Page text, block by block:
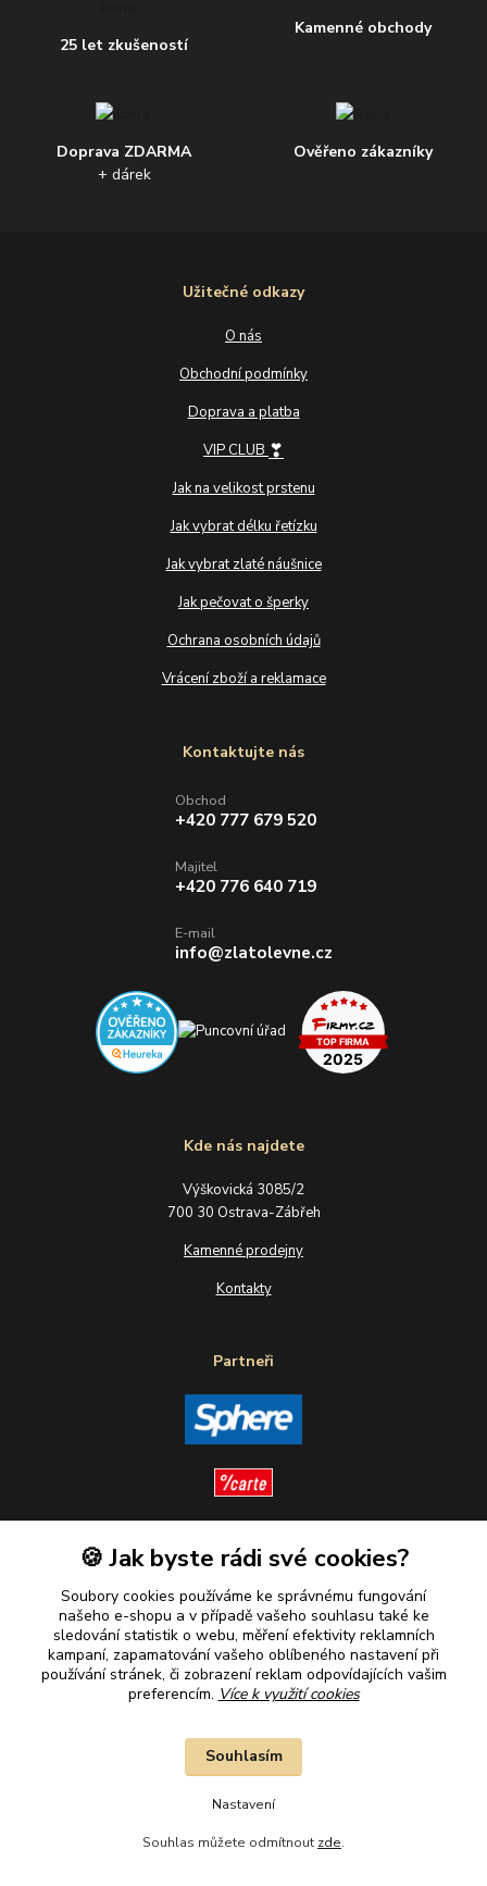
25 let zkušeností
Kamenné obchody
Doprava ZDARMA
+ dárek
Ověřeno zákazníky
Užitečné odkazy
O nás
Obchodní podmínky
Doprava a platba
VIP CLUB ❣
Jak na velikost prstenu
Jak vybrat délku řetízku
Jak vybrat zlaté náušnice
Jak pečovat o šperky
Ochrana osobních údajů
Vrácení zboží a reklamace
Kde nás najdete
Výškovická 3085/2
700 30 Ostrava-Zábřeh
Kamenné prodejny
Kontakty
Partneři
Sledujte nás
Plaťte u nás bezpečně
Kontaktujte nás
Obchod
+420 777 679 520
Majitel
+420 776 640 719
E-mail
info@zlatolevne.cz
🍪 Jak byste rádi své cookies?
Soubory cookies používáme ke správnému fungování
našeho e-shopu a v případě vašeho souhlasu také ke
sledování statistik o webu, měření efektivity reklamních
kampaní, zapamatování vašeho oblíbeného nastavení při
používání stránek, či zobrazení reklam odpovídajících vašim
preferencím. Více k využití cookies
Nastavení
Souhlasím
Souhlas můžete odmítnout zde.